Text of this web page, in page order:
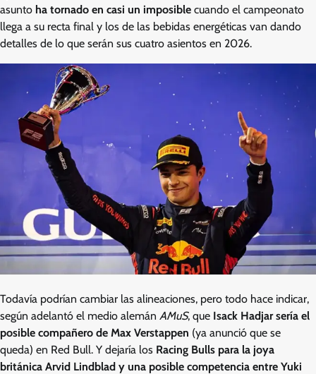
asunto ha tornado en casi un imposible cuando el campeonato
llega a su recta final y los de las bebidas energéticas van dando
detalles de lo que serán sus cuatro asientos en 2026.
Todavía podrían cambiar las alineaciones, pero todo hace indicar,
según adelantó el medio alemán AMuS, que Isack Hadjar sería el
posible compañero de Max Verstappen (ya anunció que se
queda) en Red Bull. Y dejaría los Racing Bulls para la joya
británica Arvid Lindblad y una posible competencia entre Yuki